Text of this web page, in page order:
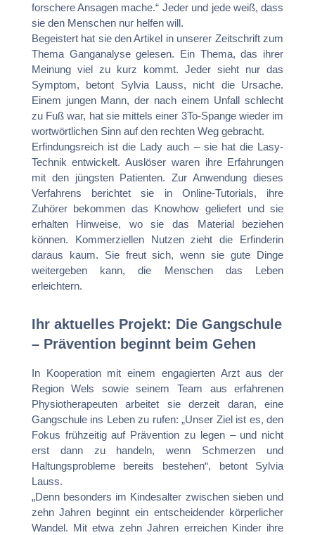
forschere Ansagen mache.“ Jeder und jede weiß, dass
sie den Menschen nur helfen will.
Begeistert hat sie den Artikel in unserer Zeitschrift zum
Thema Ganganalyse gelesen. Ein Thema, das ihrer
Meinung viel zu kurz kommt. Jeder sieht nur das
Symptom, betont Sylvia Lauss, nicht die Ursache.
Einem jungen Mann, der nach einem Unfall schlecht
zu Fuß war, hat sie mittels einer 3To-Spange wieder im
wortwörtlichen Sinn auf den rechten Weg gebracht.
Erfindungsreich ist die Lady auch – sie hat die Lasy-
Technik entwickelt. Auslöser waren ihre Erfahrungen
mit den jüngsten Patienten. Zur Anwendung dieses
Verfahrens berichtet sie in Online-Tutorials, ihre
Zuhörer bekommen das Knowhow geliefert und sie
erhalten Hinweise, wo sie das Material beziehen
können. Kommerziellen Nutzen zieht die Erfinderin
daraus kaum. Sie freut sich, wenn sie gute Dinge
weitergeben kann, die Menschen das Leben
erleichtern.
Ihr aktuelles Projekt: Die Gangschule
– Prävention beginnt beim Gehen
In Kooperation mit einem engagierten Arzt aus der
Region Wels sowie seinem Team aus erfahrenen
Physiotherapeuten arbeitet sie derzeit daran, eine
Gangschule ins Leben zu rufen: „Unser Ziel ist es, den
Fokus frühzeitig auf Prävention zu legen – und nicht
erst dann zu handeln, wenn Schmerzen und
Haltungsprobleme bereits bestehen“, betont Sylvia
Lauss.
„Denn besonders im Kindesalter zwischen sieben und
zehn Jahren beginnt ein entscheidender körperlicher
Wandel. Mit etwa zehn Jahren erreichen Kinder ihre